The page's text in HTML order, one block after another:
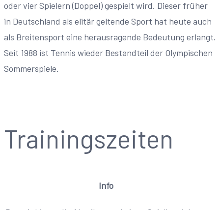
oder vier Spielern (Doppel) gespielt wird. Dieser früher
in Deutschland als elitär geltende Sport hat heute auch
als Breitensport eine herausragende Bedeutung erlangt.
Seit 1988 ist Tennis wieder Bestandteil der Olympischen
Sommerspiele.
Trainingszeiten
Info